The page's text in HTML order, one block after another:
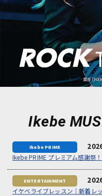
Ikebe
Ikebe PRIME プレミアム感謝祭